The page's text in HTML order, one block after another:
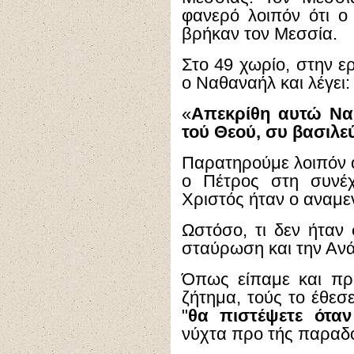
φανερό λοιπόν ότι
βρήκαν τον Μεσσία.
Στο 49 χωρίο, στην
ο Ναθαναήλ και λέγει:
«Απεκρίθη αυτώ
τού Θεού, συ
Παρατηρούμε λοιπόν
ο Πέτρος στη
Χριστός ήταν ο
Ωστόσο, τι δεν
σταύρωση και την
Όπως είπαμε και
ζήτημα, τούς το
"θα πιστέψετε
νύχτα προ τής